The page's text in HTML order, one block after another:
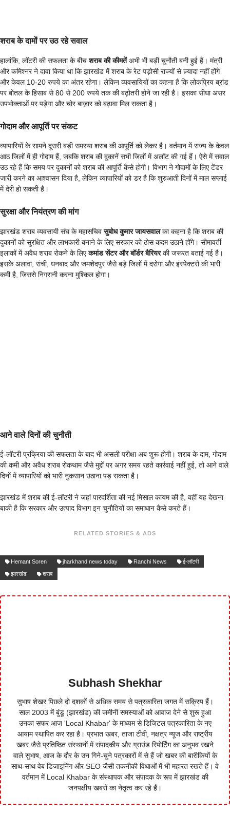
शराब के दामों पर उठ रहे सवाल
हालांकि, लॉटरी की सफलता के बीचशराब की कीमतेंअभी भी बड़ी चुनौती बनी हुई हैं। मंत्री
और कमिश्नर ने दावा किया था कि झारखंड में शराब के रेट पड़ोसी राज्यों से ज़्यादा नहीं होंगे
और केवल 10-20 रुपये का अंतर रहेगा। लेकिन व्यवसायियों का कहना है कि लोकप्रिय ब्रांड
पर बोतल के हिसाब से 80 से 200 रुपये तक की बढ़ोतरी होने जा रही है। इसका सीधा असर
उपभोक्ताओं पर पड़ेगा और चोर बाज़ार को बढ़ावा मिल सकता है।
गोदाम और आपूर्ति पर संकट
व्यापारियों के सामने दूसरी बड़ी समस्या शराब की आपूर्ति को लेकर है। वर्तमान में राज्य के केवल
आठ जिलों में ही गोदाम हैं, जबकि शराब की दुकानें सभी जिलों में अलॉट की गई हैं। ऐसे में सवाल
उठ रहे हैं कि समय पर दुकानों को शराब की आपूर्ति कैसे होगी। विभाग ने गोदामों के लिए टेंडर
जारी करने का आश्वासन दिया है, लेकिन व्यापारियों को डर है कि शुरुआती दिनों में माल सप्लाई
में देरी हो सकती है।
सुरक्षा और नियंत्रण की मांग
झारखंड शराब व्यवसायी संघ के महासचिवसुबोध कुमार जायसवालका कहना है कि शराब की
दुकानों को सुरक्षित और लाभकारी बनाने के लिए सरकार को ठोस कदम उठाने होंगे। सीमावर्ती
इलाकों में अवैध शराब रोकने के लिएकमांड सेंटर और बॉर्डर बैरियरकी जरूरत बताई गई है।
इसके अलावा, रांची, धनबाद और जमशेदपुर जैसे बड़े जिलों में दरोगा और इंस्पेक्टरों की भारी
कमी है, जिससे निगरानी करना मुश्किल होगा।
आने वाले दिनों की चुनौती
ई-लॉटरी प्रक्रिया की सफलता के बाद भी असली परीक्षा अब शुरू होगी। शराब के दाम, गोदाम
की कमी और अवैध शराब रोकथाम जैसे मुद्दों पर अगर समय रहते कार्रवाई नहीं हुई, तो आने वाले
दिनों में व्यापारियों को भारी नुकसान उठाना पड़ सकता है।
झारखंड में शराब की ई-लॉटरी ने जहां पारदर्शिता की नई मिसाल कायम की है, वहीं यह देखना
बाकी है कि सरकार और उत्पाद विभाग इन चुनौतियों का समाधान कैसे करते हैं।
RELATED STORIES & ADS
Hemant Soren jharkhand news today Ranchi News
ई-लॉटरी
झारखंड
शराब
Subhash Shekhar
सुभाष शेखर पिछले दो दशकों से अधिक समय से पत्रकारिता जगत में सक्रिय हैं।
साल 2003 में बुंडू (झारखंड) की जमीनी समस्याओं को आवाज देने से शुरू हुआ
उनका सफर आज 'Local Khabar' के माध्यम से डिजिटल पत्रकारिता के नए
आयाम स्थापित कर रहा है। प्रभात खबर, ताजा टीवी, नक्षत्र न्यूज और राष्ट्रीय
खबर जैसे प्रतिष्ठित संस्थानों में संपादकीय और ग्राउंड रिपोर्टिंग का अनुभव रखने
वाले सुभाष, आज के दौर के उन गिने-चुने पत्रकारों में से हैं जो खबर की बारीकियों के
साथ-साथ वेब डिजाइनिंग और SEO जैसी तकनीकी विधाओं में भी महारत रखते हैं। वे
वर्तमान में Local Khabar के संस्थापक और संपादक के रूप में झारखंड की
जनपक्षीय खबरों का नेतृत्व कर रहे हैं।